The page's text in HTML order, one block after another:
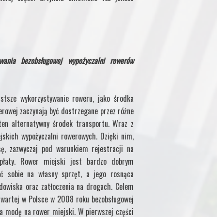
bezobsługowej wypożyczalni rowerów
wykorzystywanie roweru, jako środka
zaczynają być dostrzegane przez różne
alternatywny środek transportu. Wraz z
wypożyczalni rowerowych. Dzięki nim,
zazwyczaj pod warunkiem rejestracji na
Rower miejski jest bardzo dobrym
sobie na własny sprzęt, a jego rosnąca
oraz zatłoczenia na drogach. Celem
w Polsce w 2008 roku bezobsługowej
modę na rower miejski. W pierwszej części